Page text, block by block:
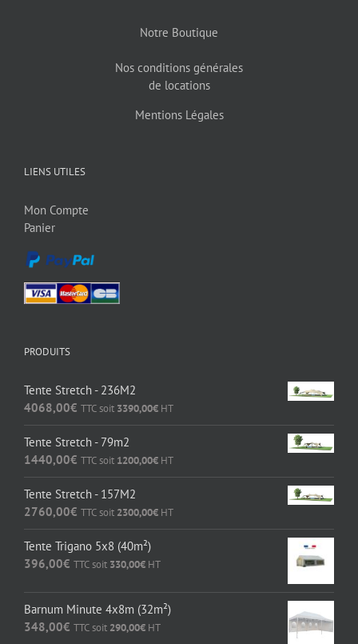
Notre Boutique
Nos conditions générales
de locations
Mentions Légales
LIENS UTILES
Mon Compte
Panier
PRODUITS
Tente Stretch - 236M2
4068,00€ TTC soit 3390,00€ HT
Tente Stretch - 79m2
1440,00€ TTC soit 1200,00€ HT
Tente Stretch - 157M2
2760,00€ TTC soit 2300,00€ HT
Tente Trigano 5x8 (40m²)
396,00€ TTC soit 330,00€ HT
Barnum Minute 4x8m (32m²)
348,00€ TTC soit 290,00€ HT